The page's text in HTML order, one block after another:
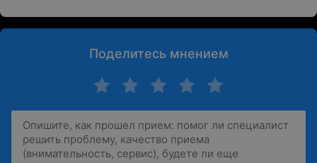
Поделитесь мнением